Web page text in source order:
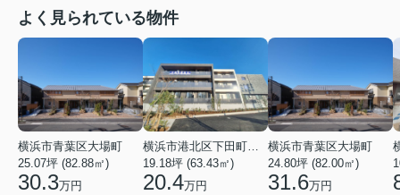
よく見られている物件
横浜市青葉区大場町
25.07坪 (82.88㎡)
30.3万円
19.18坪 (63.43㎡)
20.4万円
横浜市青葉区大場町
24.80坪 (82.00㎡)
31.6万円